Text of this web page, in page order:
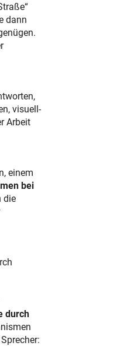
dann
visuell-
Arbeit
einem
bei
die
durch